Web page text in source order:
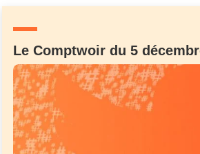
Le Comptwoir du 5
C'EST PARTI